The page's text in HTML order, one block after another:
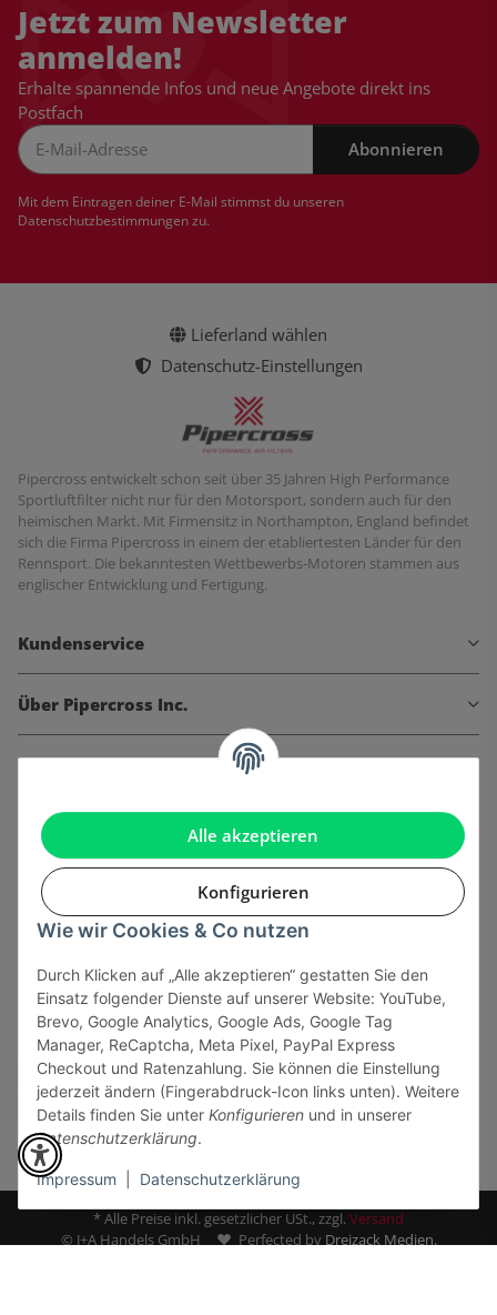
Alle akzeptieren
Konfigurieren
Wie wir Cookies & Co nutzen
Durch Klicken auf „Alle akzeptieren“ gestatten Sie den
Einsatz folgender Dienste auf unserer Website: YouTube,
Brevo, Google Analytics, Google Ads, Google Tag
Manager, ReCaptcha, Meta Pixel, PayPal Express
Checkout und Ratenzahlung. Sie können die Einstellung
jederzeit ändern (Fingerabdruck-Icon links unten). Weitere
Details finden Sie unter Konfigurieren und in unserer
Datenschutzerklärung.
Impressum Datenschutzerklärung
Jetzt zum Newsletter
anmelden!
Erhalte spannende Infos und neue Angebote direkt ins
Postfach
Abonnieren
Mit dem Eintragen deiner E-Mail stimmst du unseren
Datenschutzbestimmungenzu.
Lieferland wählen
Datenschutz-Einstellungen
Pipercross entwickelt schon seit über 35 Jahren High Performance
Sportluftfilter nicht nur für den Motorsport, sondern auch für den
heimischen Markt. Mit Firmensitz in Northampton, England befindet
sich die Firma Pipercross in einem der etabliertesten Länder für den
Rennsport. Die bekanntesten Wettbewerbs-Motoren stammen aus
englischer Entwicklung und Fertigung.
Kundenservice
Über Pipercross Inc.
Informationen
Gesetzliche Informationen
Sicher bezahlen via:
* Alle Preise inkl. gesetzlicher USt., zzgl.Versand
© J+A Handels GmbH
Perfected by Dreizack Medien.